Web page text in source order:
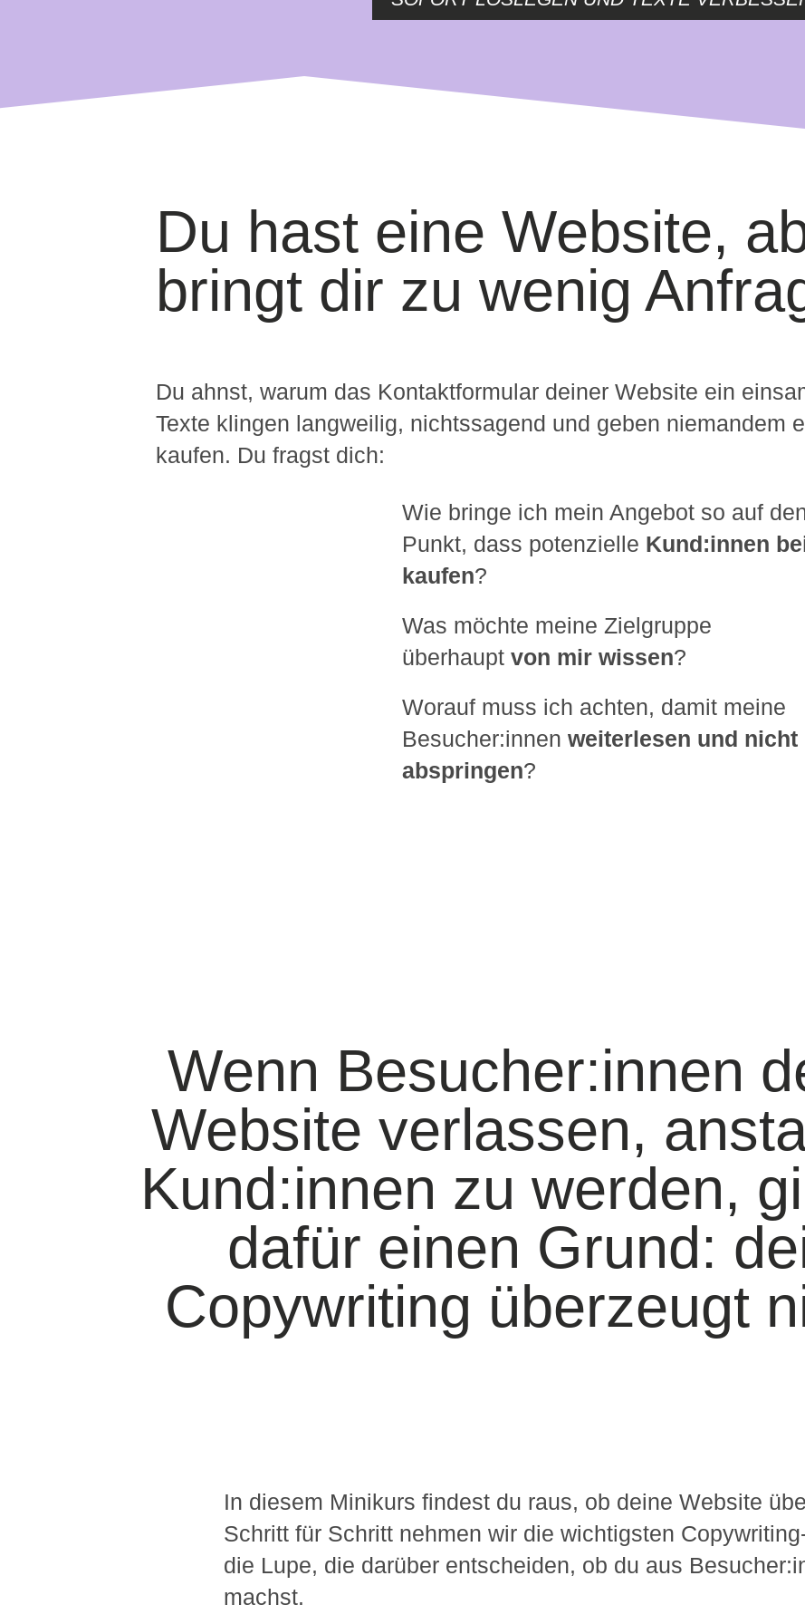
Du hast eine Website,
bringt dir zu wenig
Du ahnst, warum das Kontaktformular deiner Website ein
Texte klingen langweilig, nichtssagend und geben niemandem
kaufen. Du fragst dich:
Wie bringe ich mein Angebot so auf
Punkt, dass potenzielle Kund:innen
kaufen?
Was möchte meine Zielgruppe
überhaupt von mir wissen?
Worauf muss ich achten, damit meine
Besucher:innen weiterlesen und nicht
abspringen?
Wenn Besucher:innen
Website verlassen,
Kund:innen zu werden,
dafür einen Grund:
Copywriting überzeugt
In diesem Minikurs findest du raus, ob deine Website
Schritt für Schritt nehmen wir die wichtigsten
die Lupe, die darüber entscheiden, ob du aus
machst.